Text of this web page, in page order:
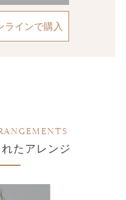
ラインで購入
たアレンジ